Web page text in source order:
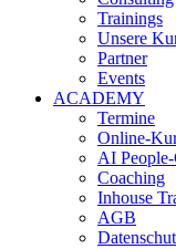
Trainings
Unsere
Partner
Events
ACADEMY
Termine
Online-
AI
Coaching
Inhouse
AGB